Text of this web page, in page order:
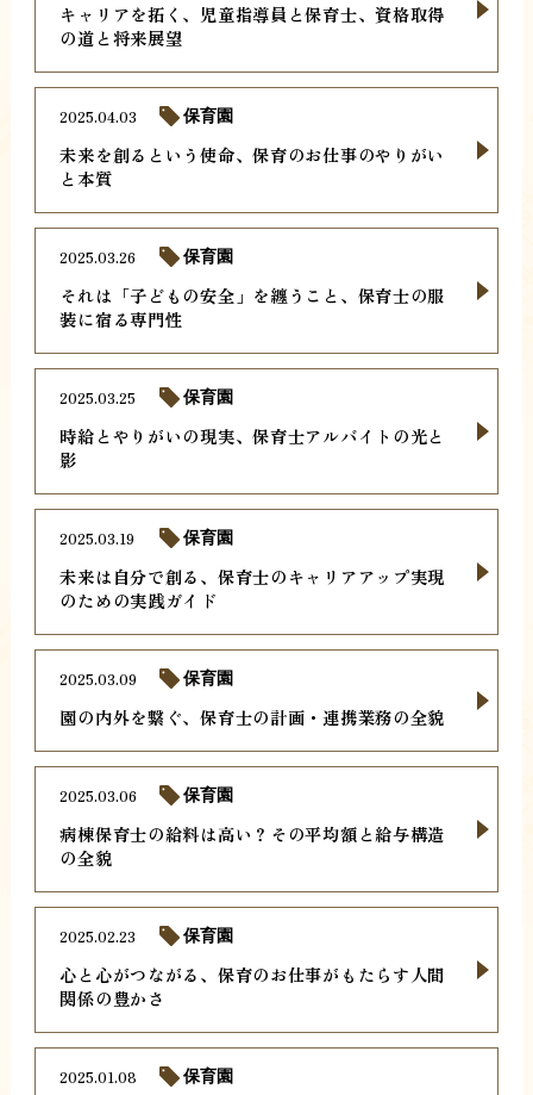
キャリアを拓く、児童指導員と保育士、資格取得
の道と将来展望
未来を創るという使命、保育のお仕事のやりがい
と本質
2025.04.03 保育園
それは「子どもの安全」を纏うこと、保育士の服
装に宿る専門性
2025.03.26 保育園
時給とやりがいの現実、保育士アルバイトの光と
影
2025.03.25 保育園
未来は自分で創る、保育士のキャリアアップ実現
のための実践ガイド
2025.03.19 保育園
園の内外を繋ぐ、保育士の計画・連携業務の全貌
2025.03.09 保育園
病棟保育士の給料は高い？その平均額と給与構造
の全貌
2025.03.06 保育園
心と心がつながる、保育のお仕事がもたらす人間
関係の豊かさ
2025.02.23 保育園
2025.01.08 保育園